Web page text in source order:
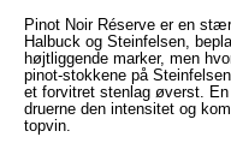
Pinot Noir Réserve er en
Halbuck og Steinfelsen,
højtliggende marker, men
pinot-stokkene på
et forvitret stenlag øverst.
druerne den intensitet og
topvin.